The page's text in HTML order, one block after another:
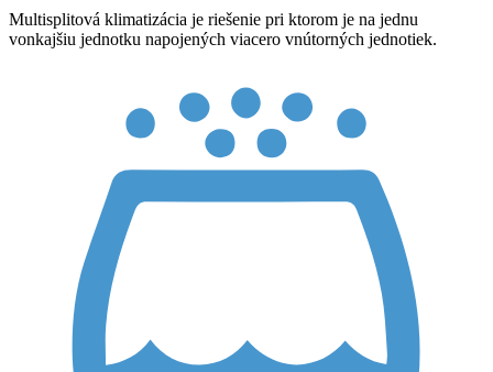
Multisplitová klimatizácia je riešenie pri ktorom je na jednu
vonkajšiu jednotku napojených viacero vnútorných jednotiek.